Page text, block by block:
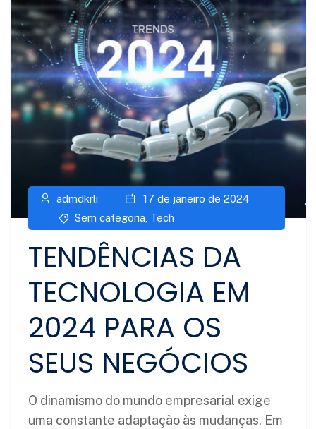
admdkrli
17 de janeiro de 2024
Sem categoria Tech
TENDÊNCIAS DA
TECNOLOGIA EM
2024 PARA OS
SEUS NEGÓCIOS
O dinamismo do mundo empresarial exige
uma constante adaptação às mudanças. Em